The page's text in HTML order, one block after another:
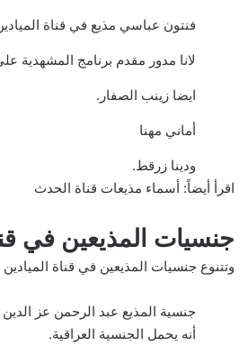
فنتون عباسي مذيع في قناة
لانا مدور مقدم برنامج المشهدية
ايضا زينب الصفار.
أماني مهنا
ودينا زرقط.
اقرأ أيضاً:أسماء مذيعات قناة الحدث
جنسيات المذيعين في
وتتنوع جنسيات المذيعين في قناة
جنسية المذيع عبد الرحمن عز
أنه يحمل الجنسية العراقية.